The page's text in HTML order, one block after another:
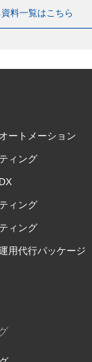
料一覧はこちら
ートメーション
ィング
ィング
ィング
用代行パッケージ